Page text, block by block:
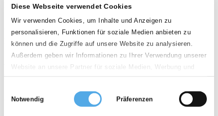
Diese Webseite verwendet Cookies
Wir verwenden Cookies, um Inhalte und Anzeigen zu
personalisieren, Funktionen für soziale Medien anbieten zu
können und die Zugriffe auf unsere Website zu analysieren.
Außerdem geben wir Informationen zu Ihrer Verwendung unserer
Website an unsere Partner für soziale Medien, Werbung und
Analysen weiter. Unsere Partner führen diese Informationen
möglicherweise mit weiteren Daten zusammen, die Sie ihnen
bereitgestellt haben oder die sie im Rahmen Ihrer Nutzung der
Notwendig Präferenzen
Land
Deutschland
PLZ
Entfernung